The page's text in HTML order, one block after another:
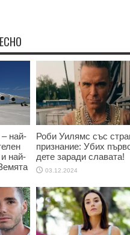
най-
и най-
Роби Уилямс със
признание: Убих
дете заради славата!
03.12.2024